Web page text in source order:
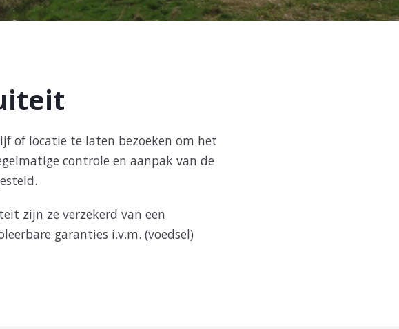
of locatie te laten bezoeken om het
controle en aanpak van de
zijn ze verzekerd van een
garanties i.v.m. (voedsel)